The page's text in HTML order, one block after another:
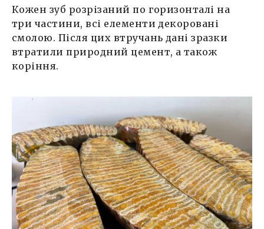
Кожен зуб розрізаний по горизонталі на
три частини, всі елементи декоровані
смолою. Після цих втручань дані зразки
втратили природний цемент, а також
коріння.